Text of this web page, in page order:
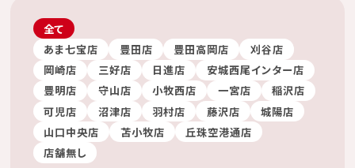
全て
あま七宝店
豊田店 豊田高岡店
刈谷店
岡崎店
三好店 日進店
安城西尾インター店
豊明店
守山店 小牧西店 一宮店
稲沢店
可児店
沼津店 羽村店 藤沢店
城陽店
山口中央店
苫小牧店
丘珠空港通店
店舗無し